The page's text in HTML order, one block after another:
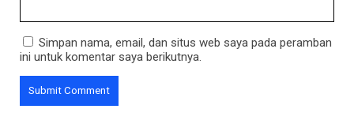
Simpan nama, email, dan situs web saya pada peramban
ini untuk komentar saya berikutnya.